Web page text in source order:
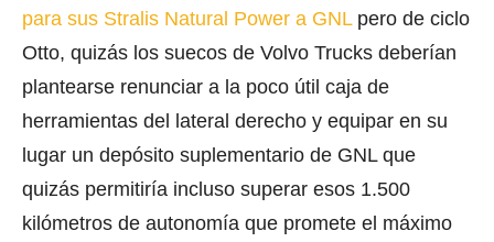
para sus Stralis Natural Power a GNL pero de ciclo
Otto, quizás los suecos de Volvo Trucks deberían
plantearse renunciar a la poco útil caja de
herramientas del lateral derecho y equipar en su
lugar un depósito suplementario de GNL que
quizás permitiría incluso superar esos 1.500
kilómetros de autonomía que promete el máximo